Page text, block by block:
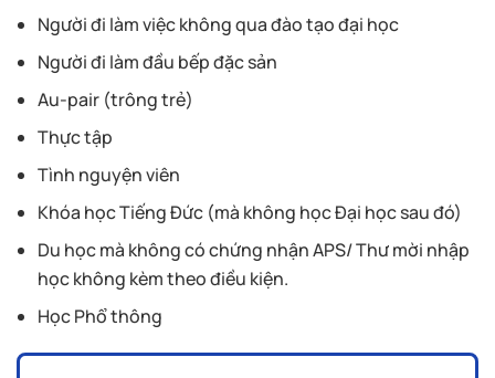
Người đi làm việc không qua đào tạo đại học
Người đi làm đầu bếp đặc sản
Au-pair (trông trẻ)
Thực tập
Tình nguyện viên
Khóa học Tiếng Đức (mà không học Đại học sau đó)
Du học mà không có chứng nhận APS/ Thư mời nhập
học không kèm theo điều kiện.
Học Phổ thông